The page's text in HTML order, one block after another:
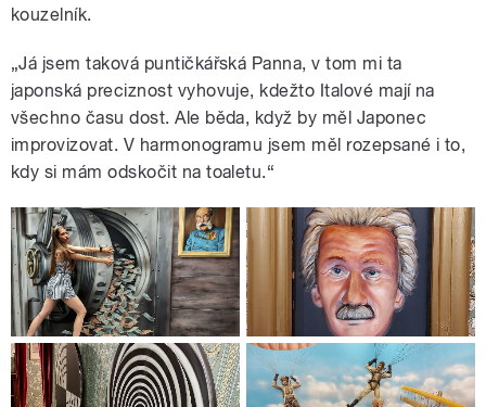
kouzelník.
„Já jsem taková puntičkářská Panna, v tom mi ta
japonská preciznost vyhovuje, kdežto Italové mají na
všechno času dost. Ale běda, když by měl Japonec
improvizovat. V harmonogramu jsem měl rozepsané i to,
kdy si mám odskočit na toaletu.“